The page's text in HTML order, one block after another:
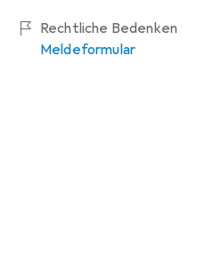
Rechtliche Bedenken
Meldeformular